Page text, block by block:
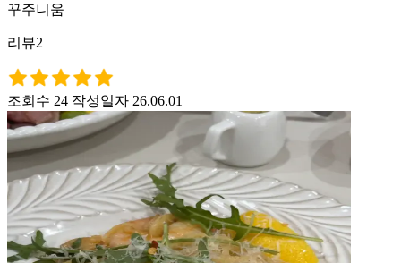
꾸주니움
리뷰2
조회수 24 작성일자 26.06.01